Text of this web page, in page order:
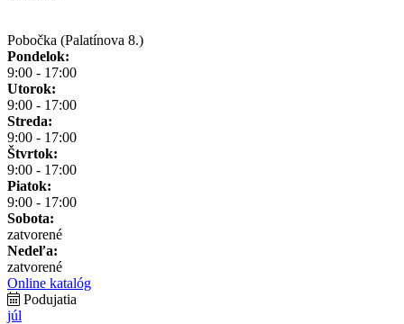
Pobočka (Palatínova 8.)
Pondelok:
9:00 - 17:00
Utorok:
9:00 - 17:00
Streda:
9:00 - 17:00
Štvrtok:
9:00 - 17:00
Piatok:
9:00 - 17:00
Sobota:
zatvorené
Nedeľa:
zatvorené
Online katalóg
Podujatia
júl